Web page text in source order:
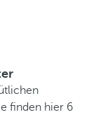
finden hier 6